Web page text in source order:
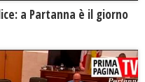
a Partanna è il giorno